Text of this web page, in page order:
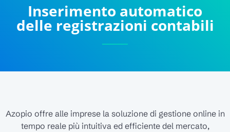
Inserimento automatico
delle registrazioni contabili
Azopio offre alle imprese la soluzione di gestione online in
tempo reale più intuitiva ed efficiente del mercato,